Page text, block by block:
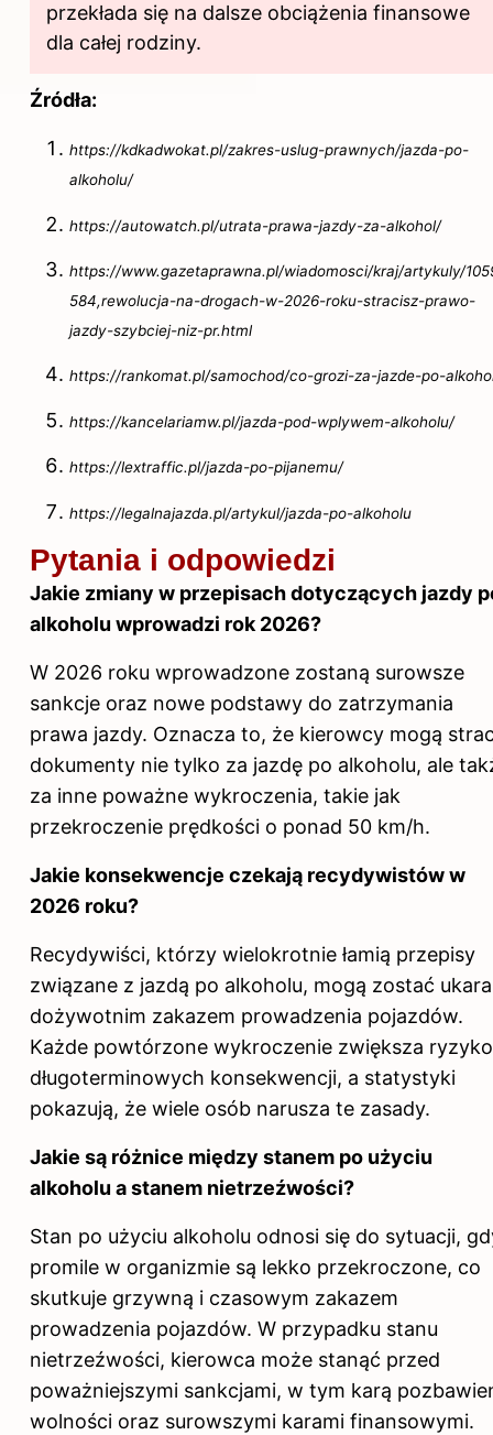
przekłada się na dalsze obciążenia finansowe
dla całej rodziny.
Źródła:
https://kdkadwokat.pl/zakres-uslug-prawnych/jazda-po-
alkoholu/
https://autowatch.pl/utrata-prawa-jazdy-za-alkohol/
https://www.gazetaprawna.pl/wiadomosci/kraj/artykuly/
584,rewolucja-na-drogach-w-2026-roku-stracisz-prawo-
jazdy-szybciej-niz-pr.html
https://rankomat.pl/samochod/co-grozi-za-jazde-po-
https://kancelariamw.pl/jazda-pod-wplywem-alkoholu/
https://lextraffic.pl/jazda-po-pijanemu/
https://legalnajazda.pl/artykul/jazda-po-alkoholu
Pytania i odpowiedzi
Jakie zmiany w przepisach dotyczących jazdy
alkoholu wprowadzi rok 2026?
W 2026 roku wprowadzone zostaną surowsze
sankcje oraz nowe podstawy do zatrzymania
prawa jazdy. Oznacza to, że kierowcy mogą
dokumenty nie tylko za jazdę po alkoholu, ale
za inne poważne wykroczenia, takie jak
przekroczenie prędkości o ponad 50 km/h.
Jakie konsekwencje czekają recydywistóww
2026 roku?
Recydywiści, którzy wielokrotnie łamią przepisy
związane z jazdą po alkoholu, mogą zostać
dożywotnim zakazem prowadzenia pojazdów.
Każde powtórzone wykroczenie zwiększa ryzyko
długoterminowych konsekwencji, a statystyki
pokazują, że wiele osób narusza te zasady.
Jakie są różnice między stanem po użyciu
alkoholu a stanem nietrzeźwości?
Stan po użyciu alkoholu odnosi się do sytuacji,
promile w organizmie są lekko przekroczone, co
skutkuje grzywną i czasowym zakazem
prowadzenia pojazdów. W przypadku stanu
nietrzeźwości, kierowca może stanąć przed
poważniejszymi sankcjami, w tym karą
wolności oraz surowszymi karami finansowymi.